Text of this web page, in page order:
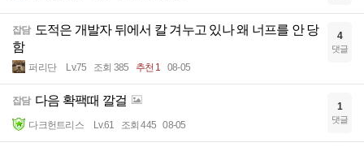
잡담 도적은 개발자 뒤에서 칼 겨누고 있나 왜 너프를 안 당
함
퍼리단 Lv.75 조회 385 추천 1 08-05
4
댓글
잡담 다음 확팩때 깔걸
다크헌트리스 Lv.61 조회 445 08-05
1
댓글